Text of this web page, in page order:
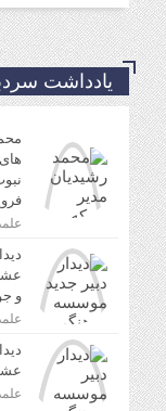
دیدار دبیر موسسه
اداره ورزش و جوانان
مراسم دورهمی
مناسبت نیمه شعبان
برگزار شد.
مراسم جشن ولادت
اسلامی و هفته ی
تشریح برنامه های
های عشق اندیمشک
یادداشت
و